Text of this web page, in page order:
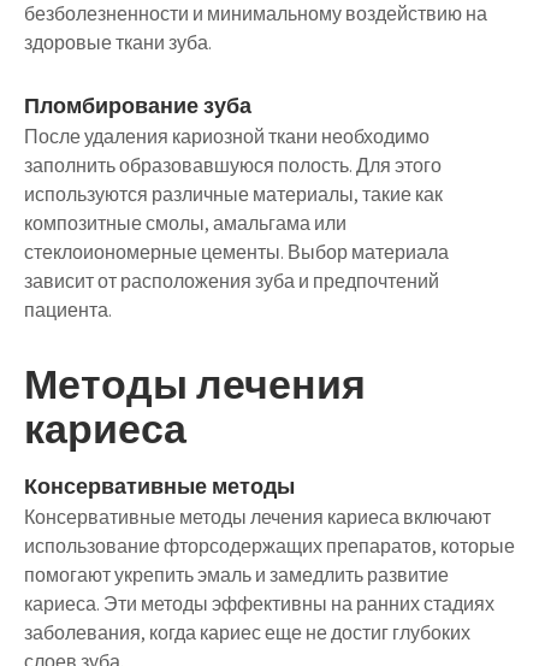
безболезненности и минимальному воздействию на
здоровые ткани зуба.
Пломбирование зуба
После удаления кариозной ткани необходимо
заполнить образовавшуюся полость. Для этого
используются различные материалы, такие как
композитные смолы, амальгама или
стеклоиономерные цементы. Выбор материала
зависит от расположения зуба и предпочтений
пациента.
Методы лечения
кариеса
Консервативные методы
Консервативные методы лечения кариеса включают
использование фторсодержащих препаратов, которые
помогают укрепить эмаль и замедлить развитие
кариеса. Эти методы эффективны на ранних стадиях
заболевания, когда кариес еще не достиг глубоких